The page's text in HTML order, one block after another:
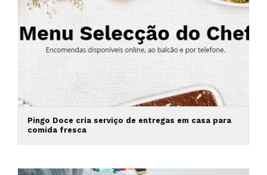
Pingo Doce cria serviço de entregas em casa para
comida fresca